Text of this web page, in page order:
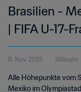
Brasilien -
| FIFA U-17-
Highlights
8. Nov. 2025 2Minute
Alle Höhepunkte vom
Mexiko im